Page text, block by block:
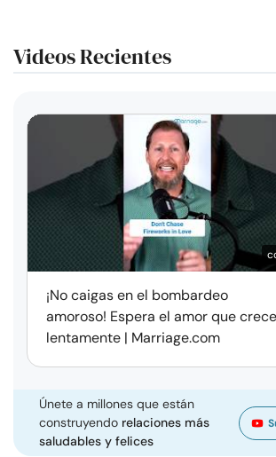
Videos Recientes
¡No caigas en el bombardeo
amoroso! Espera el amor que crece
lentamente | Marriage.com
Únete a millones que están
construyendo relaciones más
saludables y felices